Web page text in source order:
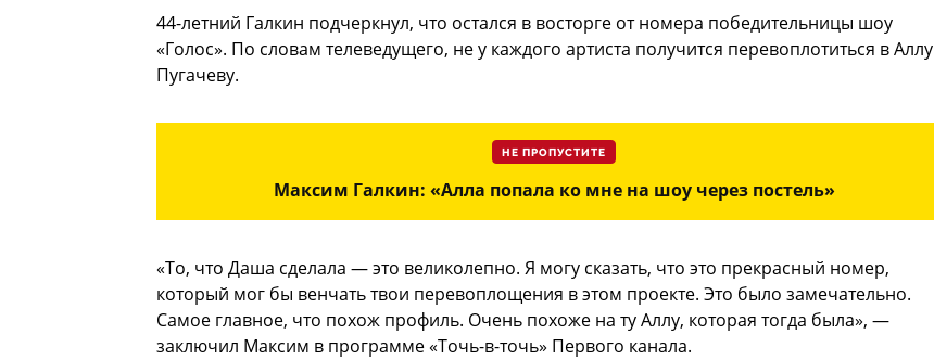
44-летний Галкин подчеркнул, что остался в восторге от номера победительницы шоу
«Голос». По словам телеведущего, не у каждого артиста получится перевоплотиться в Аллу
Пугачеву.
НЕ ПРОПУСТИТЕ
Максим Галкин: «Алла попала ко мне на шоу через постель»
«То, что Даша сделала — это великолепно. Я могу сказать, что это прекрасный номер,
который мог бы венчать твои перевоплощения в этом проекте. Это было замечательно.
Самое главное, что похож профиль. Очень похоже на ту Аллу, которая тогда была», —
заключил Максим в программе «Точь-в-точь» Первого канала.